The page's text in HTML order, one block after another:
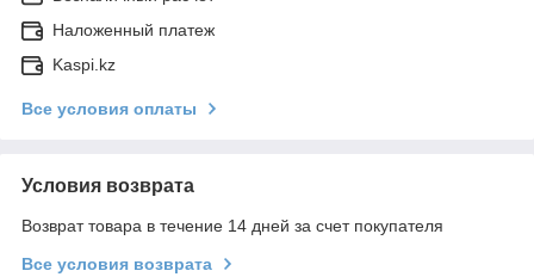
Наложенный платеж
Kaspi.kz
Все условия оплаты
Условия возврата
Возврат товара в течение 14 дней за счет покупателя
Все условия возврата